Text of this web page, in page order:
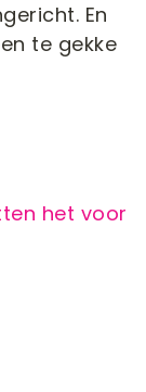
En
te gekke
het voor